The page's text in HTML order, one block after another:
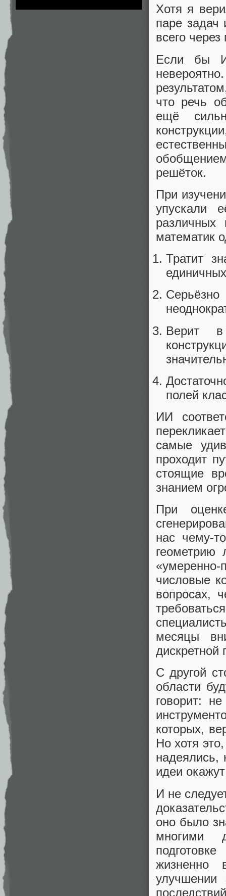
Хотя я
паре задач
всего
Если бы
что речь
ещё
решёток.
При
упускали
математик
Тратит
Верит в
полей
ИИ
самые
проходит
стоящие
знанием
При
нас чему-
числовые
вопросах,
месяцы
дискретной
С другой
области
говорит:
которых,
Но хотя
надеялись,
идеи
И не
оно было
многими
жизненно
улучшении